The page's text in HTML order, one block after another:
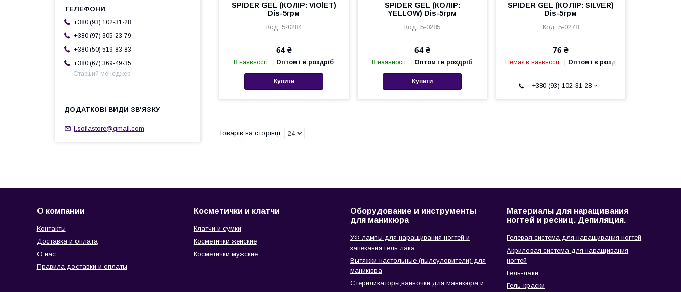
SPIDER GEL (КОЛІР: VIOlET)
Dis-5грм
5-0284
64 ₴
В наявності Оптом і в роздріб
Купити
SPIDER GEL (КОЛІР:
YELLOW) Dis-5грм
5-0285
64 ₴
В наявності Оптом і в роздріб
Купити
SPIDER GEL (КОЛІР: SILVER)
Dis-5грм
5-0278
76 ₴
Немає в наявності Оптом і в роздріб
+380 (93) 102-31-28
+380 (93) 102-31-28
+380 (97) 305-23-79
+380 (50) 519-83-83
+380 (67) 369-49-35
Старший менеджер
l.sofiastore@gmail.com
О компании
Контакты
Доставка и оплата
О нас
Правила доставки и оплаты
Косметички и клатчи
Клатчи и сумки
Косметички женские
Косметички мужские
Оборудование и инструменты
для маникюра
УФ лампы для наращивания ногтей и
запекания гель лака
Вытяжки настольные (пылеуловители) для
маникюра
Стерилизаторы,ванночки для маникюра и
Материалы для наращивания
ногтей и ресниц. Депиляция.
Гелевая система для наращивания ногтей
Акриловая система для наращивания
ногтей
Гель-лаки
Гель-краски